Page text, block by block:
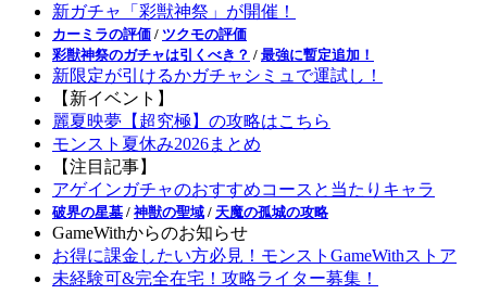
新ガチャ「彩獣神祭」が開催！
カーミラの評価 / ツクモの評価
彩獣神祭のガチャは引くべき？ / 最強に暫定追加！
新限定が引けるかガチャシミュで運試し！
【新イベント】
麗夏映夢【超究極】の攻略はこちら
モンスト夏休み2026まとめ
【注目記事】
アゲインガチャのおすすめコースと当たりキャラ
破界の星墓 / 神獣の聖域 / 天魔の孤城の攻略
GameWithからのお知らせ
お得に課金したい方必見！モンストGameWithストア
未経験可&完全在宅！攻略ライター募集！